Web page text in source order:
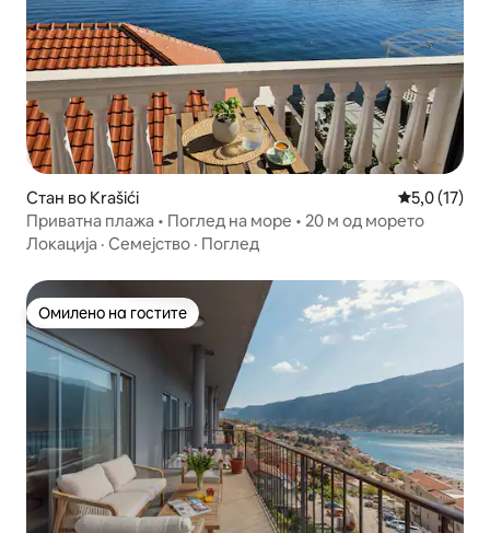
Стан во Krašići Просечна
5,0 (17)
Приватна плажа • Поглед на море • 20 м од морето
Локација · Семејство · Поглед
Омилено на гостите
Омилено на гостите